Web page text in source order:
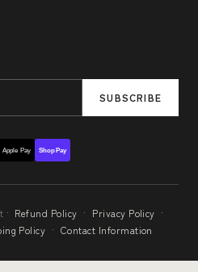
SUBSCRIBE
Apple Pay Shop Pay
· Refund Policy · Privacy Policy ·
Policy · Contact Information